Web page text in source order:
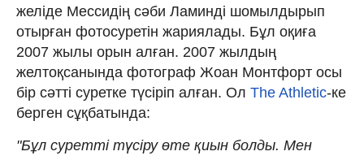
желіде Мессидің сәби Ламинді шомылдырып
отырған фотосуретін жариялады. Бұл оқиға
2007 жылы орын алған. 2007 жылдың
желтоқсанында фотограф Жоан Монтфорт осы
бір сәтті суретке түсіріп алған. Ол The Athletic-ке
берген сұқбатында:
"Бұл суретті түсіру өте қиын болды. Мен